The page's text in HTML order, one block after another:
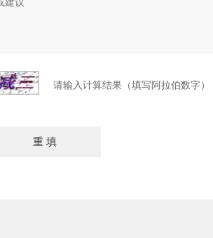
请输入计算结果（填写阿拉伯数字